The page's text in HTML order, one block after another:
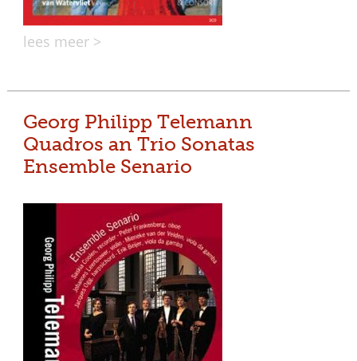
lees meer >
Georg Philipp Telemann
Quadros an Trio Sonatas
Ensemble Senario